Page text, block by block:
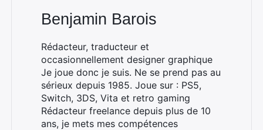
Benjamin Barois
Rédacteur, traducteur et
occasionnellement designer graphique
Je joue donc je suis. Ne se prend pas au
sérieux depuis 1985. Joue sur : PS5,
Switch, 3DS, Vita et retro gaming
Rédacteur freelance depuis plus de 10
ans, je mets mes compétences